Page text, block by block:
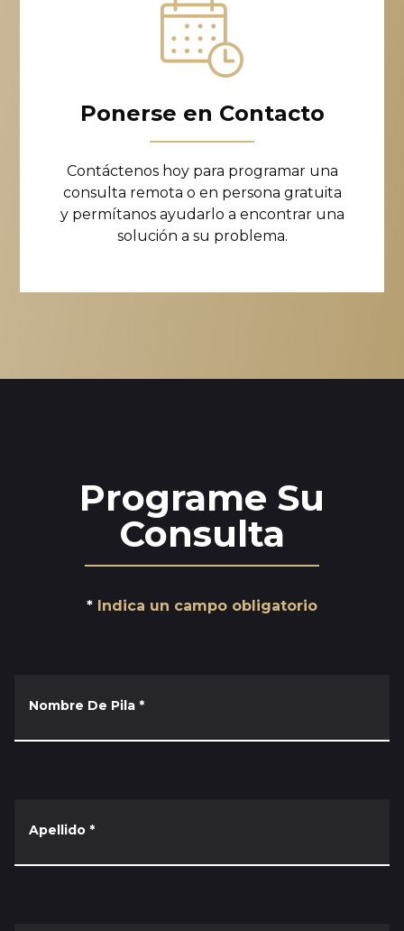
Ponerse en Contacto
Contáctenos hoy para programar una
consulta remota o en persona gratuita
y permítanos ayudarlo a encontrar una
solución a su problema.
Programe Su
Consulta
Indica un campo obligatorio
Nombre De Pila *
Apellido *